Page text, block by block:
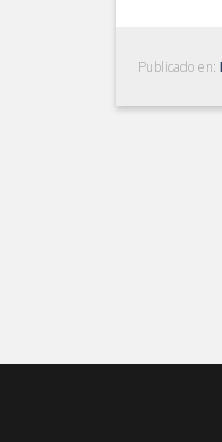
Publicado en: